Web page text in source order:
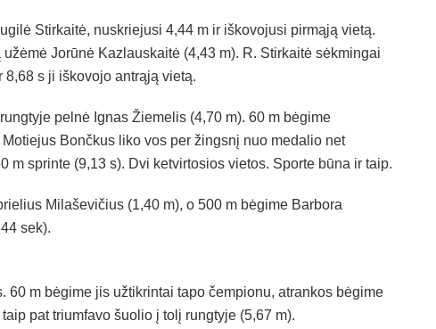
Stirkaitė, nuskriejusi 4,44 m ir iškovojusi pirmąją vietą.
Jorūnė Kazlauskaitė (4,43 m). R. Stirkaitė sėkmingai
s ji iškovojo antrąją vietą.
pelnė Ignas Žiemelis (4,70 m). 60 m bėgime
Bončkus liko vos per žingsnį nuo medalio net
m sprinte (9,13 s). Dvi ketvirtosios vietos. Sporte būna ir taip.
Milaševičius (1,40 m), o 500 m bėgime Barbora
sek).
60 m bėgime jis užtikrintai tapo čempionu, atrankos bėgime
pat triumfavo šuolio į tolį rungtyje (5,67 m).